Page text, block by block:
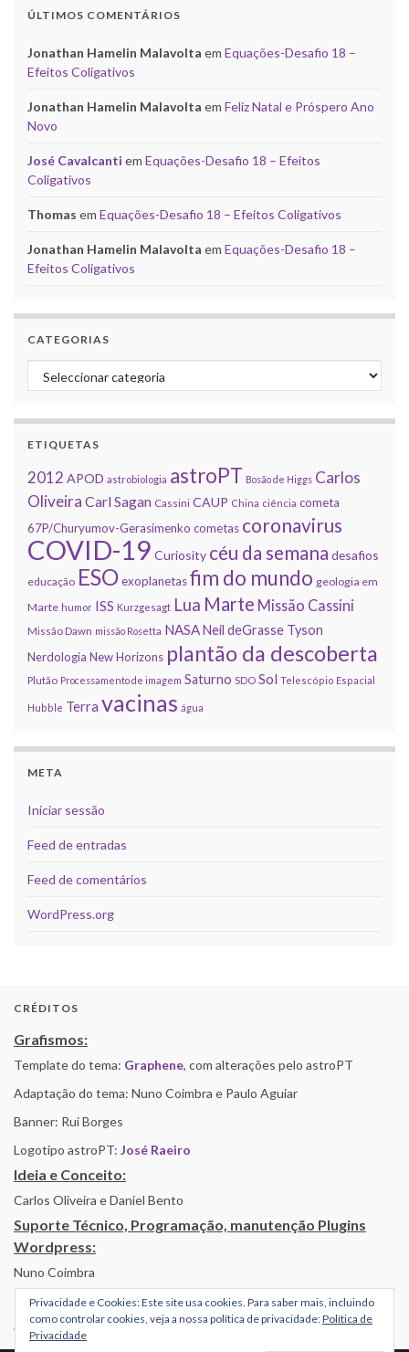
ÚLTIMOS COMENTÁRIOS
Jonathan Hamelin Malavolta em Equações-Desafio 18 –
Efeitos Coligativos
Jonathan Hamelin Malavolta em Feliz Natal e Próspero Ano
Novo
José Cavalcanti em Equações-Desafio 18 – Efeitos
Coligativos
Thomas em Equações-Desafio 18 – Efeitos Coligativos
Jonathan Hamelin Malavolta em Equações-Desafio 18 –
Efeitos Coligativos
CATEGORIAS
Categorias
ETIQUETAS
2012 APOD astrobiologia astroPT Bosão de Higgs Carlos
Oliveira Carl Sagan Cassini CAUP China ciência cometa
67P/Churyumov-Gerasimenko cometas coronavirus
COVID-19 Curiosity céu da semana desafios
educação ESOexoplanetasfim do mundo geologia em
Marte humor ISS Kurzgesagt Lua Marte Missão Cassini
Missão Dawn missão Rosetta NASANeil deGrasse Tyson
Nerdologia New Horizons plantão da descoberta
Plutão Processamento de imagem Saturno SDO Sol Telescópio Espacial
Hubble Terra vacinas água
META
Iniciar sessão
Feed de entradas
Feed de comentários
WordPress.org
CRÉDITOS
Grafismos:
Template do tema: Graphene, com alterações pelo astroPT
Adaptação do tema: Nuno Coimbra e Paulo Aguiar
Banner: Rui Borges
Logotipo astroPT: José Raeiro
Ideia e Conceito:
Carlos Oliveira e Daniel Bento
Suporte Técnico, Programação, manutenção Plugins
Wordpress:
Nuno Coimbra
Alojamento por Simbiose
Privacidade e Cookies: Este site usa cookies. Para saber mais, incluindo
como controlar cookies, veja a nossa política de privacidade:Política de
Privacidade